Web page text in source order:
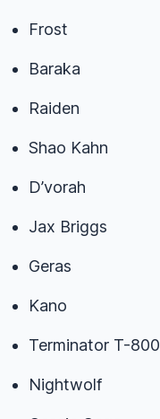
Frost
Baraka
Raiden
Shao Kahn
D’vorah
Jax Briggs
Geras
Kano
Terminator T-800
Nightwolf